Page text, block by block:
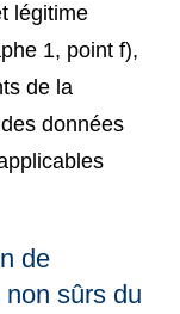
légitime
1, point f),
de la
données
de
sûrs du